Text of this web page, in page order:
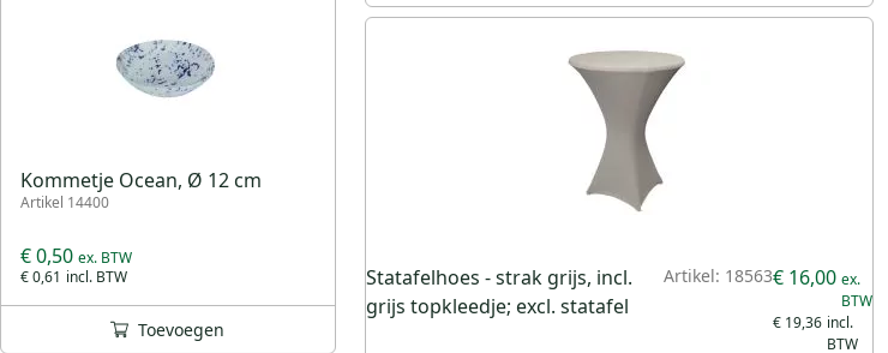
Kommetje Ocean, Ø 12 cm
Artikel 14400
€ 0,61
€ 0,50
Toevoegen
Statafelhoes - strak grijs, incl.
grijs topkleedje; excl. statafel
Artikel: 18563
€ 19,36
€ 16,00